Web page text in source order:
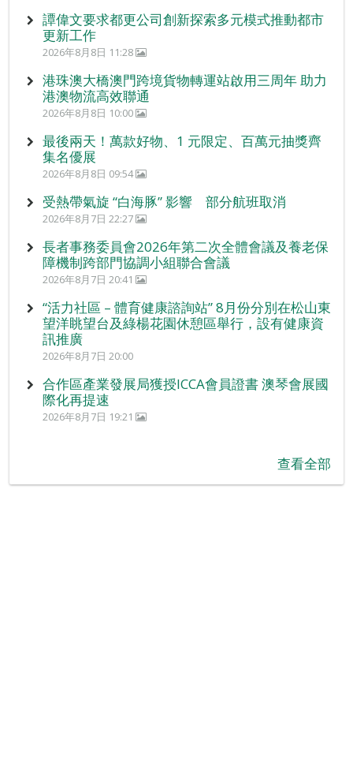
譚偉文要求都更公司創新探索多元模式推動都市
更新工作
2026年8月8日 11:28
港珠澳大橋澳門跨境貨物轉運站啟用三周年 助力
港澳物流高效聯通
2026年8月8日 10:00
最後兩天！萬款好物、1 元限定、百萬元抽獎齊
集名優展
2026年8月8日 09:54
受熱帶氣旋 “白海豚” 影響 部分航班取消
2026年8月7日 22:27
長者事務委員會2026年第二次全體會議及養老保
障機制跨部門協調小組聯合會議
2026年8月7日 20:41
“活力社區 – 體育健康諮詢站” 8月份分別在松山東
望洋眺望台及綠楊花園休憩區舉行，設有健康資
訊推廣
2026年8月7日 20:00
合作區產業發展局獲授ICCA會員證書 澳琴會展國
際化再提速
2026年8月7日 19:21
查看全部